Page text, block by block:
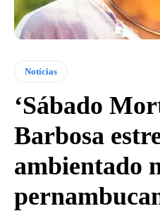
Notícias
‘Sábado
Barbosa
ambientado